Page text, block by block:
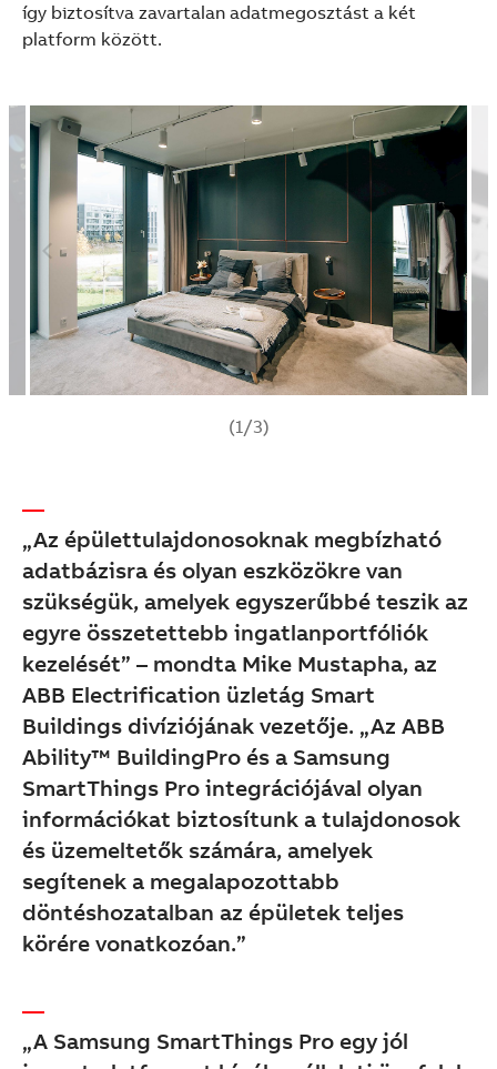
így biztosítva zavartalan adatmegosztást a két
platform között.
(1/3)
„Az épülettulajdonosoknak megbízható
adatbázisra és olyan eszközökre van
szükségük, amelyek egyszerűbbé teszik az
egyre összetettebb ingatlanportfóliók
kezelését” – mondta Mike Mustapha, az
ABB Electrification üzletág Smart
Buildings divíziójának vezetője. „Az ABB
Ability™ BuildingPro és a Samsung
SmartThings Pro integrációjával olyan
információkat biztosítunk a tulajdonosok
és üzemeltetők számára, amelyek
segítenek a megalapozottabb
döntéshozatalban az épületek teljes
körére vonatkozóan.”
„A Samsung SmartThings Pro egy jól